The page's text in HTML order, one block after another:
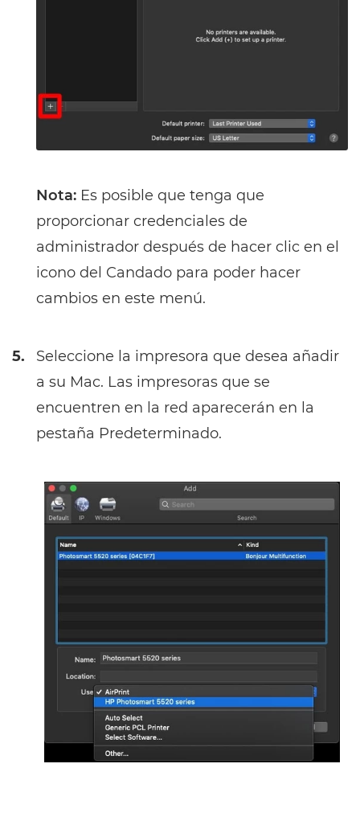
Nota: Es posible que tenga que
proporcionar credenciales de
administrador después de hacer clic en el
icono del Candado para poder hacer
cambios en este menú.
5.
Seleccione la impresora que desea añadir
a su Mac. Las impresoras que se
encuentren en la red aparecerán en la
pestaña Predeterminado.